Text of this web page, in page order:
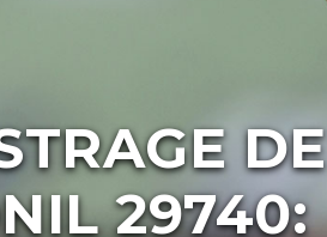
DE
29740: